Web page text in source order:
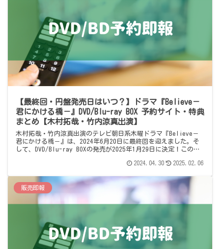
【最終回・円盤発売日はいつ？】ドラマ『Believe－
君にかける橋－』DVD/Blu-ray BOX 予約サイト・特典
まとめ【木村拓哉・竹内涼真出演】
木村拓哉・竹内涼真出演のテレビ朝日系木曜ドラマ『Believe－
君にかける橋－』は、2024年6月20日に最終回を迎えました。そ
して、DVD/Blu-ray BOXの発売が2025年1月29日に決定！このペ
2024.04.30
2025.02.06
販売即報